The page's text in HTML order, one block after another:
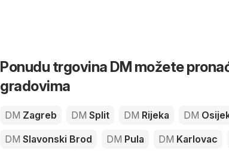
Ponudu trgovina DM možete
gradovima
DM Zagreb DM Split DM Rijeka DM
DM Slavonski Brod DM Pula DM Karlovac